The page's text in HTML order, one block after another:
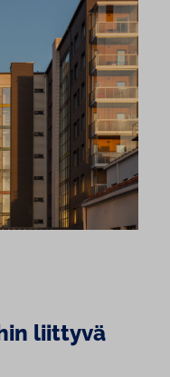
liittyvä